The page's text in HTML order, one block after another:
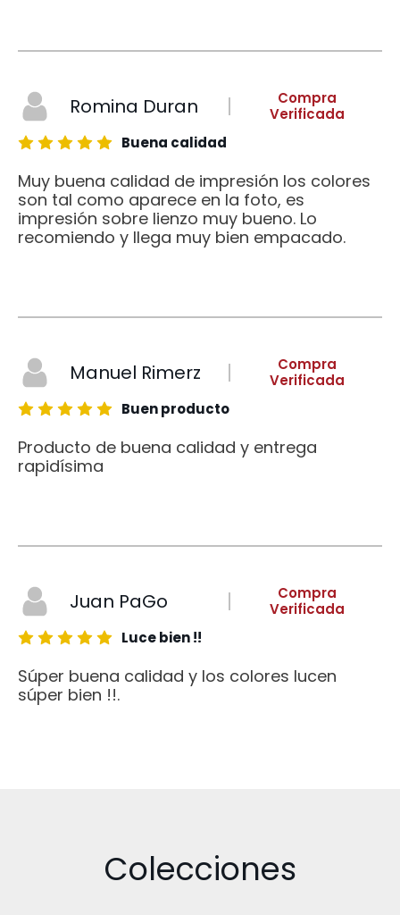
Romina Duran
Compra
Verificada
Buena calidad
Muy buena calidad de impresión los colores
son tal como aparece en la foto, es
impresión sobre lienzo muy bueno. Lo
recomiendo y llega muy bien empacado.
Manuel Rimerz
Compra
Verificada
Buen producto
Producto de buena calidad y entrega
rapidísima
Juan PaGo
Compra
Verificada
Luce bien !!
Súper buena calidad y los colores lucen
súper bien !!.
Colecciones